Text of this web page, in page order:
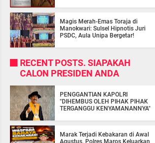
Magis Merah-Emas Toraja di
Manokwari: Sulsel Hipnotis Juri
PSDC, Aula Unipa Bergetar!
RECENT POSTS. SIAPAKAH
CALON PRESIDEN ANDA
PENGGANTIAN KAPOLRI
"DIHEMBUS OLEH PIHAK PIHAK
TERGANGGU KENYAMANANNYA"
Marak Terjadi Kebakaran di Awal